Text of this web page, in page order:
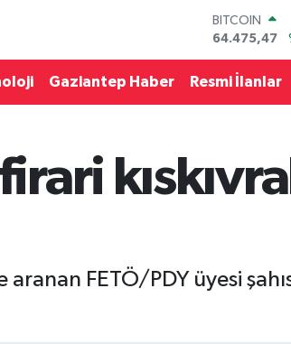
BITCOIN
64.475,47
DOLAR
47,5971
GRAM ALTIN
6518.23
Gaziantep Haber Resmi İlanlar
aranan FETÖ/PDY üyesi